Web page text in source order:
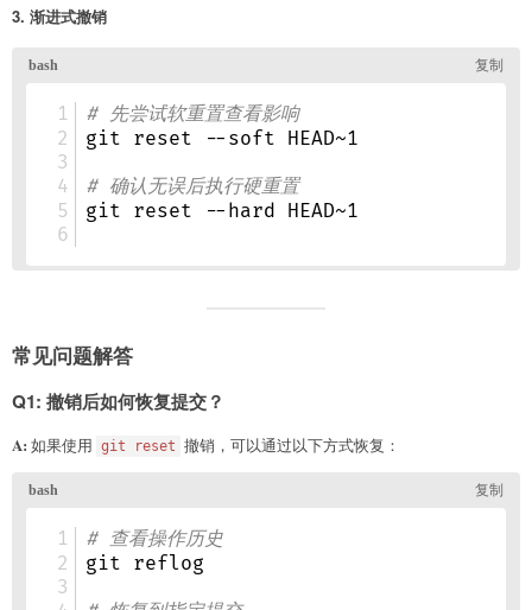
3. 渐进式撤销
常见问题解答
Q1: 撤销后如何恢复提交？
A: 如果使用 git reset 撤销，可以通过以下方式恢复：